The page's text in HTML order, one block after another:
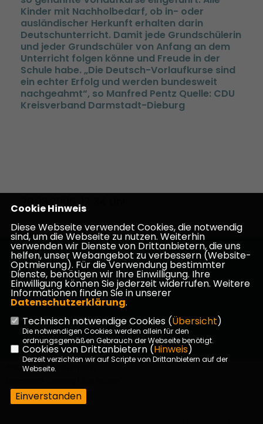
Kinder mit Nachholbedarf, ob in- oder
ausländischer Herkunft erhalten darin
Deutschunterricht. Damit jede Grundschülerin
und jeder Grundschüler von Anfang an dem
Unterricht folgen könne und Freude in der
Schule habe. „Die Deutsch-Vorlaufkurse sind
ein echter Erfolg und werden bundesweit
nachgeahmt“, so Manfred Pentz Quelle: CDU
Kreisverband Darmstadt-Dieburg
20.03.2006, 17:34 Uhr
Homepage des CDU Kreisverbandes Darmstadt-
Dieburg
Impressum Datenschutz Kontakt
©2026 CDU Kreisverband
vorbehalten.
Cookie Hinweis
Diese Webseite verwendet Cookies, die notwendig
sind, um die Webseite zu nutzen. Weiterhin
verwenden wir Dienste von Drittanbietern, die uns
helfen, unser Webangebot zu verbessern (Website-
Optmierung). Für die Verwendung bestimmter
Dienste, benötigen wir Ihre Einwilligung. Ihre
Einwilligung können Sie jederzeit widerrufen. Weitere
Informationen finden Sie in unserer
Datenschutzerklärung.
Technisch notwendige Cookies (Übersicht)
Die notwendigen Cookies werden allein für den
ordnungsgemäßen Gebrauch der Webseite benötigt.
Cookies von Drittanbietern (Hinweis)
Derzeit verzichten wir auf Scripte von Drittanbietern auf der
Webseite.
Einverstanden